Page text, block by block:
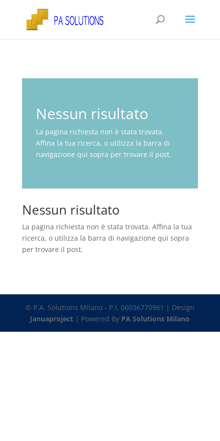
Nessun risultato
La pagina richiesta non è stata trovata.
Affina la tua ricerca, o utilizza la barra di
navigazione qui sopra per trovare il post.
Nessun risultato
La pagina richiesta non è stata trovata. Affina la tua
ricerca, o utilizza la barra di navigazione qui sopra
per trovare il post.
© P.A. Solutions Milano - P.I. 06036770961 | Design
Januaproject | Powered By PA Solutions Milano